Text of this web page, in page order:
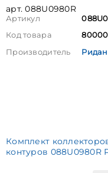
арт. 088U0980R
Артикул
Код товара
Производитель
Ридан
Комплект
контуров 088U0980R